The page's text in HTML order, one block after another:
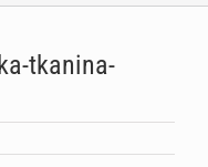
tkanina-